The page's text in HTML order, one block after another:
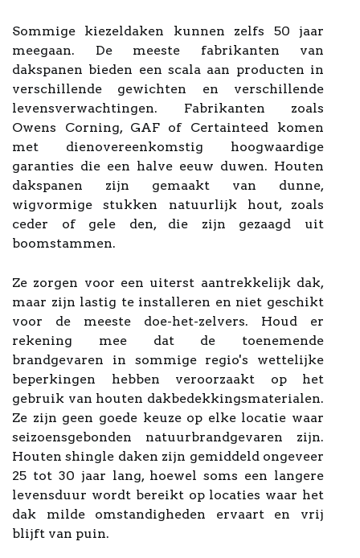
Sommige kiezeldaken kunnen zelfs 50 jaar
meegaan. De meeste fabrikanten van
dakspanen bieden een scala aan producten in
verschillende gewichten en verschillende
levensverwachtingen. Fabrikanten zoals
Owens Corning, GAF of Certainteed komen
met dienovereenkomstig hoogwaardige
garanties die een halve eeuw duwen. Houten
dakspanen zijn gemaakt van dunne,
wigvormige stukken natuurlijk hout, zoals
ceder of gele den, die zijn gezaagd uit
boomstammen.
Ze zorgen voor een uiterst aantrekkelijk dak,
maar zijn lastig te installeren en niet geschikt
voor de meeste doe-het-zelvers. Houd er
rekening mee dat de toenemende
brandgevaren in sommige regio's wettelijke
beperkingen hebben veroorzaakt op het
gebruik van houten dakbedekkingsmaterialen.
Ze zijn geen goede keuze op elke locatie waar
seizoensgebonden natuurbrandgevaren zijn.
Houten shingle daken zijn gemiddeld ongeveer
25 tot 30 jaar lang, hoewel soms een langere
levensduur wordt bereikt op locaties waar het
dak milde omstandigheden ervaart en vrij
blijft van puin.